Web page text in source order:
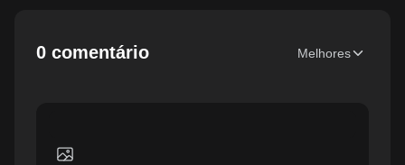
0 comentário Melhores